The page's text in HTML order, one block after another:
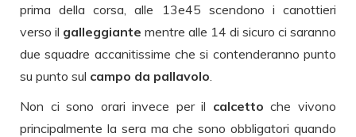
prima della corsa, alle 13e45 scendono i canottieri
verso il galleggiante mentre alle 14 di sicuro ci saranno
due squadre accanitissime che si contenderanno punto
su punto sul campo da pallavolo
Non ci sono orari invece per il calcettoche vivono
principalmente la sera ma che sono obbligatori quando